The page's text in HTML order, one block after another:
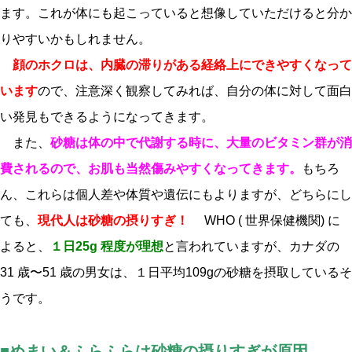
ます。これが体にも起こっていると想像していただけると分か
りやすいかもしれません。
顔のホクロは、内臓の滞りがある経絡上にできやすくなって
いますので、注意深く観察してみれば、自分の体に対して面白
い発見もできるようになってきます。
また、 砂糖は体の中で代謝する時に、大量のビタミン群が消
費されるので、お肌も当然傷みやすくなってきます。
もちろ
ん、これらは個人差や体質や遺伝にもよりますが、どちらにし
ても、 現代人は砂糖の摂りすぎ！
WHO ( 世界保健機関) に
よると、
１日25g 程度が理想と言われていますが、カナダの
31 歳〜51 歳の男女は、１日平均109gの砂糖を摂取しているそ
うです。